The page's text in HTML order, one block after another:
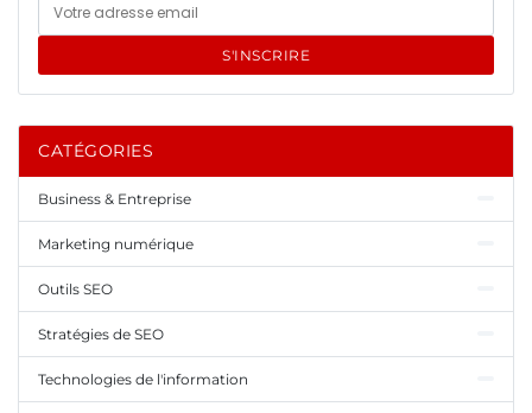
S'INSCRIRE
CATÉGORIES
Business & Entreprise
Marketing numérique
Outils SEO
Stratégies de SEO
Technologies de l'information